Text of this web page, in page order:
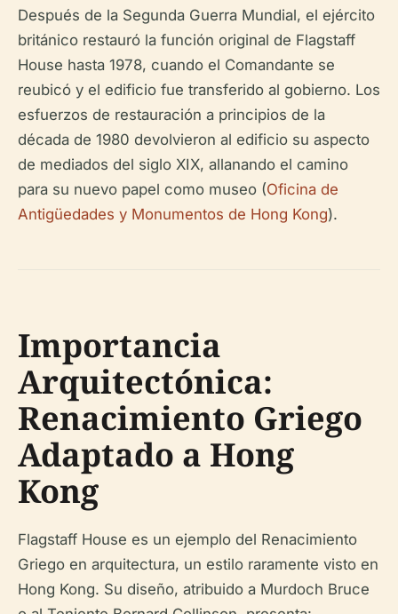
Después de la Segunda Guerra Mundial, el ejército
británico restauró la función original de Flagstaff
House hasta 1978, cuando el Comandante se
reubicó y el edificio fue transferido al gobierno. Los
esfuerzos de restauración a principios de la
década de 1980 devolvieron al edificio su aspecto
de mediados del siglo XIX, allanando el camino
para su nuevo papel como museo (Oficina de
Antigüedades y Monumentos de Hong Kong).
Importancia
Arquitectónica:
Renacimiento Griego
Adaptado a Hong
Kong
Flagstaff House es un ejemplo del Renacimiento
Griego en arquitectura, un estilo raramente visto en
Hong Kong. Su diseño, atribuido a Murdoch Bruce